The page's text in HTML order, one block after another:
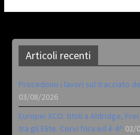
Articoli recenti
Procedono i lavori sul tracciato
03/08/2026
Europei XCO: titoli a Aldridge,
tra gli Elite. Corvi fora ed è 4^ 02/